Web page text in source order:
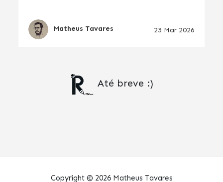
Matheus Tavares 23 Mar 2026
Até breve :)
Copyright © 2026 Matheus Tavares